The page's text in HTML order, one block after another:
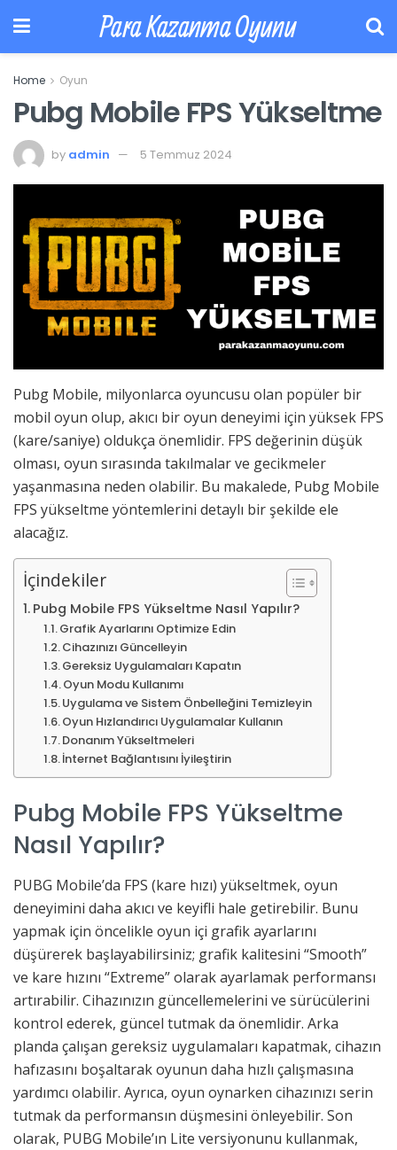
Para Kazanma Oyunu
Home Oyun
Pubg Mobile FPS Yükseltme
by admin 5 Temmuz 2024
Pubg Mobile, milyonlarca oyuncusu olan popüler bir
mobil oyun olup, akıcı bir oyun deneyimi için yüksek FPS
(kare/saniye) oldukça önemlidir. FPS değerinin düşük
olması, oyun sırasında takılmalar ve gecikmeler
yaşanmasına neden olabilir. Bu makalede, Pubg Mobile
FPS yükseltme yöntemlerini detaylı bir şekilde ele
alacağız.
İçindekiler
Pubg Mobile FPS Yükseltme Nasıl Yapılır?
Grafik Ayarlarını Optimize Edin
Cihazınızı Güncelleyin
Gereksiz Uygulamaları Kapatın
Oyun Modu Kullanımı
Uygulama ve Sistem Önbelleğini Temizleyin
Oyun Hızlandırıcı Uygulamalar Kullanın
Donanım Yükseltmeleri
İnternet Bağlantısını İyileştirin
Pubg Mobile FPS Yükseltme
Nasıl Yapılır?
PUBG Mobile’da FPS (kare hızı) yükseltmek, oyun
deneyimini daha akıcı ve keyifli hale getirebilir. Bunu
yapmak için öncelikle oyun içi grafik ayarlarını
düşürerek başlayabilirsiniz; grafik kalitesini “Smooth”
ve kare hızını “Extreme” olarak ayarlamak performansı
artırabilir. Cihazınızın güncellemelerini ve sürücülerini
kontrol ederek, güncel tutmak da önemlidir. Arka
planda çalışan gereksiz uygulamaları kapatmak, cihazın
hafızasını boşaltarak oyunun daha hızlı çalışmasına
yardımcı olabilir. Ayrıca, oyun oynarken cihazınızı serin
tutmak da performansın düşmesini önleyebilir. Son
olarak, PUBG Mobile’ın Lite versiyonunu kullanmak,